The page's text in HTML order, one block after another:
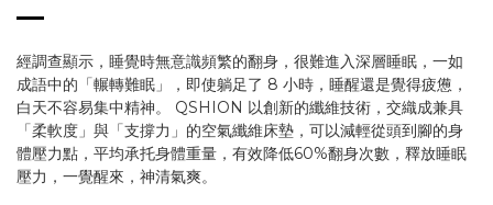
經調查顯示，睡覺時無意識頻繁的翻身，很難進入深層睡眠，一如
成語中的「輾轉難眠」，即使躺足了 8 小時，睡醒還是覺得疲憊，
白天不容易集中精神。 QSHION 以創新的纖維技術，交織成兼具
「柔軟度」與「支撐力」的空氣纖維床墊，可以減輕從頭到腳的身
體壓力點，平均承托身體重量，有效降低60%翻身次數，釋放睡眠
壓力，一覺醒來，神清氣爽。